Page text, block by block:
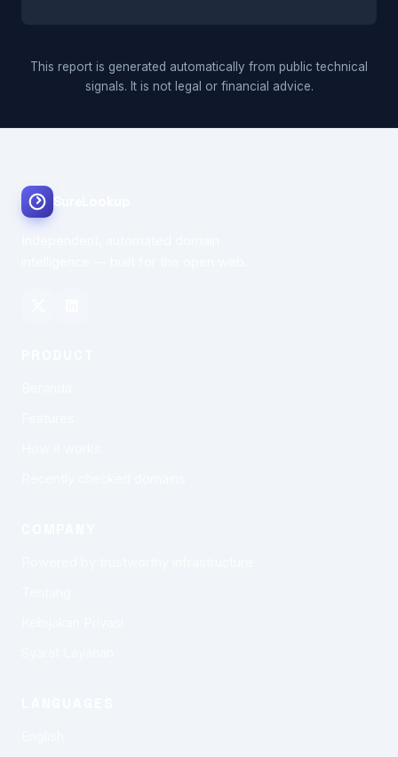
This report is generated automatically from public technical
signals. It is not legal or financial advice.
SureLookup